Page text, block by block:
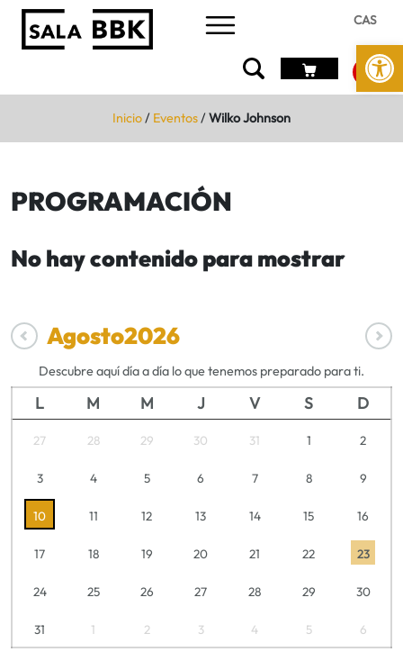
Abrir
CAS
Inicio/ Eventos/Wilko Johnson
PROGRAMACIÓN
No hay contenido para mostrar
Agosto2026
Descubre aquí día a día lo que tenemos preparado para ti.
L M M J V S D
27 28 29 30 31 1 2
3 4 5 6 7 8 9
10 11 12 13 14 15 16
17 18 19 20 21 22 23
24 25 26 27 28 29 30
31 1 2 3 4 5 6